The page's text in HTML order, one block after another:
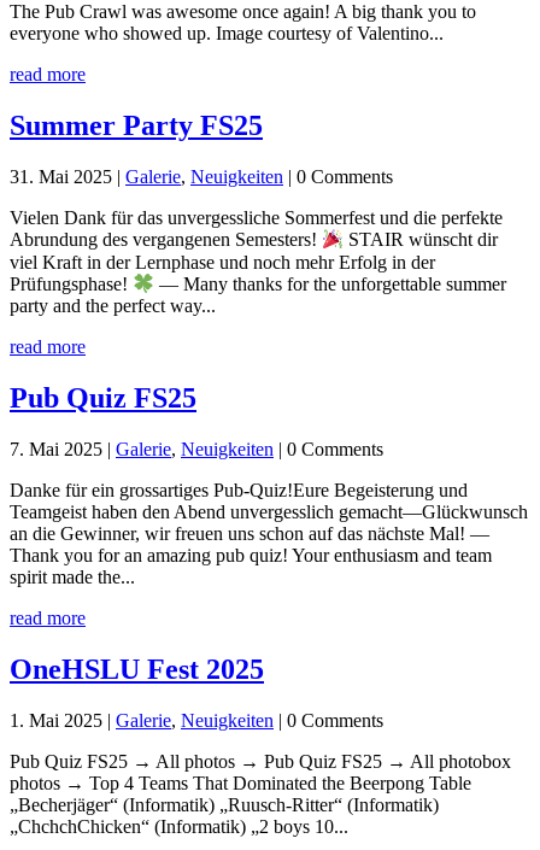
The Pub Crawl was awesome once again! A big thank you to
everyone who showed up. Image courtesy of Valentino...
read more
Summer Party FS25
31. Mai 2025 | Galerie, Neuigkeiten | 0 Comments
Vielen Dank für das unvergessliche Sommerfest und die perfekte
Abrundung des vergangenen Semesters!
STAIR wünscht dir
viel Kraft in der Lernphase und noch mehr Erfolg in der
Prüfungsphase!
— Many thanks for the unforgettable summer
party and the perfect way...
read more
Pub Quiz FS25
7. Mai 2025 | Galerie, Neuigkeiten | 0 Comments
Danke für ein grossartiges Pub-Quiz!Eure Begeisterung und
Teamgeist haben den Abend unvergesslich gemacht—Glückwunsch
an die Gewinner, wir freuen uns schon auf das nächste Mal! —
Thank you for an amazing pub quiz! Your enthusiasm and team
spirit made the...
read more
OneHSLU Fest 2025
1. Mai 2025 | Galerie, Neuigkeiten | 0 Comments
Pub Quiz FS25 → All photos → Pub Quiz FS25 → All photobox
photos → Top 4 Teams That Dominated the Beerpong Table
„Becherjäger“ (Informatik) „Ruusch-Ritter“ (Informatik)
„ChchchChicken“ (Informatik) „2 boys 10...